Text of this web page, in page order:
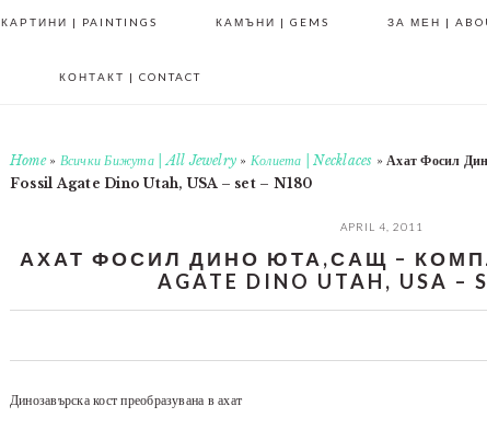
КАРТИНИ | PAINTINGS КАМЪНИ | GEMS ЗА МЕН |
КОНТАКТ | CONTACT
Home» Всички Бижута | All Jewelry » Колиета | Necklaces »Ахат Фосил
Fossil Agate Dino Utah, USA – set – N180
APRIL 4, 2011
АХАТ ФОСИЛ ДИНО ЮТА,САЩ –
AGATE DINO UTAH, USA –
Динозавърска кост преобразувана в ахат